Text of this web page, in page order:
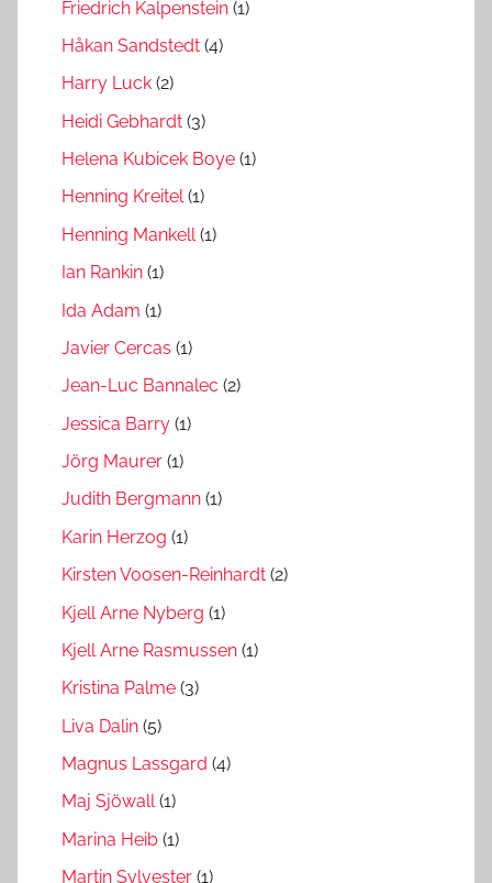
Friedrich Kalpenstein (1)
Håkan Sandstedt (4)
Harry Luck (2)
Heidi Gebhardt (3)
Helena Kubicek Boye (1)
Henning Kreitel(1)
Henning Mankell(1)
Ian Rankin (1)
Ida Adam (1)
Javier Cercas (1)
Jean-Luc Bannalec (2)
Jessica Barry (1)
Jörg Maurer (1)
Judith Bergmann (1)
Karin Herzog (1)
Kirsten Voosen-Reinhardt (2)
Kjell Arne Nyberg (1)
Kjell Arne Rasmussen (1)
Kristina Palme (3)
Liva Dalin (5)
Magnus Lassgard (4)
Maj Sjöwall(1)
Marina Heib (1)
Martin Sylvester (1)